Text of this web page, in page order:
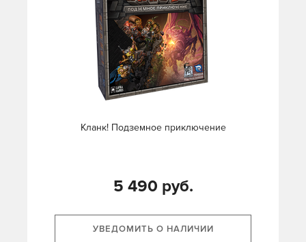
Кланк! Подземное приключение
5 490 руб.
УВЕДОМИТЬ О НАЛИЧИИ